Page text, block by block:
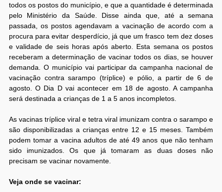
todos os postos do município, e que a quantidade é determinada
pelo Ministério da Saúde. Disse ainda que, até a semana
passada, os postos agendavam a vacinação de acordo com a
procura para evitar desperdício, já que um frasco tem dez doses
e validade de seis horas após aberto. Esta semana os postos
receberam a determinação de vacinar todos os dias, se houver
demanda. O município vai participar da campanha nacional de
vacinação contra sarampo (tríplice) e pólio, a partir de 6 de
agosto. O Dia D vai acontecer em 18 de agosto. A campanha
será destinada a crianças de 1 a 5 anos incompletos.
As vacinas tríplice viral e tetra viral imunizam contra o sarampo e
são disponibilizadas a crianças entre 12 e 15 meses. Também
podem tomar a vacina adultos de até 49 anos que não tenham
sido imunizados. Os que já tomaram as duas doses não
precisam se vacinar novamente.
Veja onde se vacinar: